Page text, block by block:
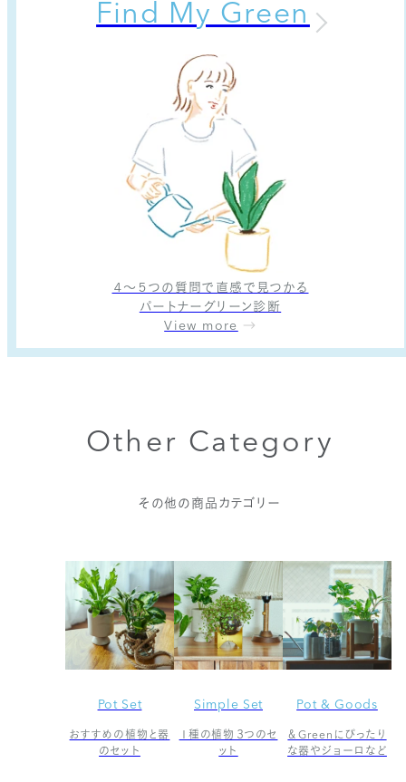
Find My Green
４〜５つの質問で直感で見つかる
パートナーグリーン診断
View more
Other Category
その他の商品カテゴリー
Pot Set
おすすめの植物と器
のセット
Simple Set
１種の植物３つのセ
ット
Pot & Goods
＆Greenにぴったり
な器やジョーロなど